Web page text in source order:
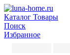
Каталог Товары
Поиск
Избранное